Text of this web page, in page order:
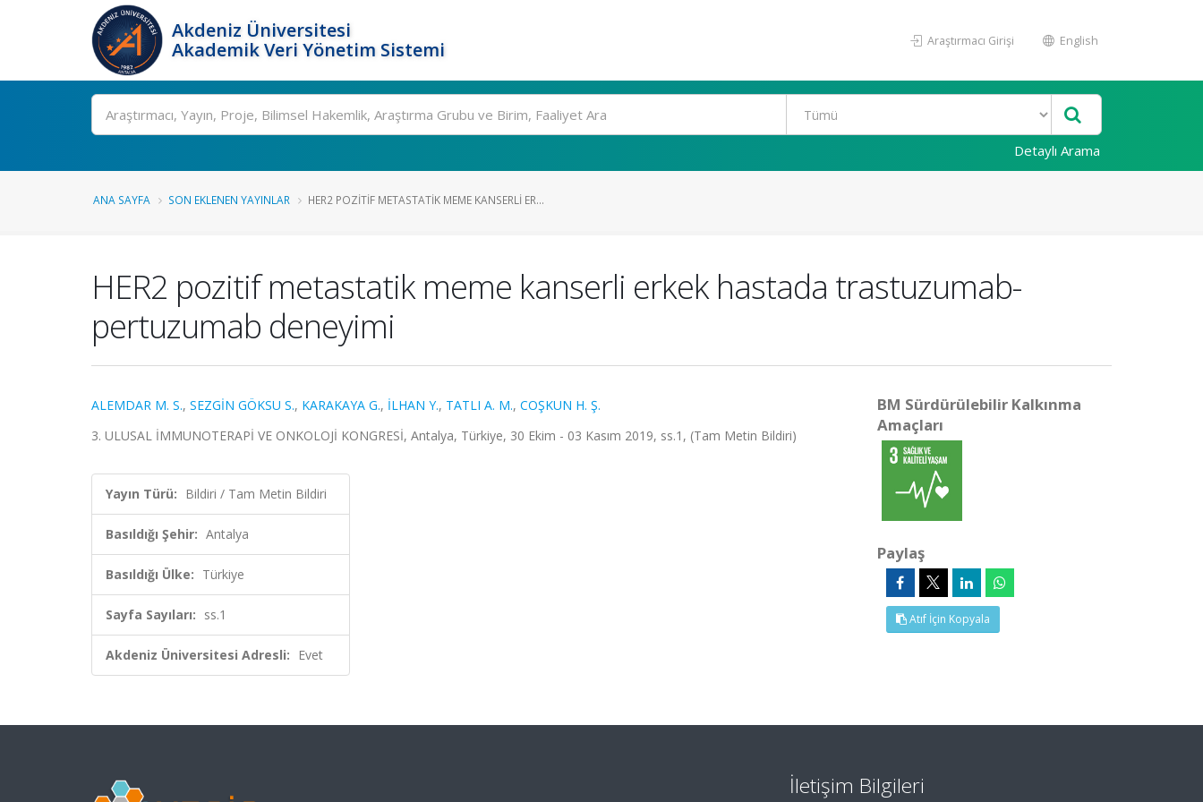
Akdeniz Üniversitesi
Akademik Veri Yönetim Sistemi
Araştırmacı Girişi English
Ara
Detaylı Arama
ANA SAYFA SON EKLENEN YAYINLAR HER2 POZITIF METASTATIK MEME KANSERLI ER...
HER2 pozitif metastatik meme kanserli erkek hastada trastuzumab-
pertuzumab deneyimi
ALEMDAR M. S., SEZGİN GÖKSU S., KARAKAYA G., İLHAN Y., TATLI A. M., COŞKUN H. Ş.
3. ULUSAL İMMUNOTERAPİ VE ONKOLOJİ KONGRESİ, Antalya, Türkiye, 30 Ekim - 03 Kasım 2019, ss.1, (Tam Metin Bildiri)
Yayın Türü: Bildiri / Tam Metin Bildiri
Basıldığı Şehir: Antalya
Basıldığı Ülke: Türkiye
Sayfa Sayıları: ss.1
Akdeniz Üniversitesi Adresli: Evet
BM Sürdürülebilir Kalkınma
Amaçları
Paylaş
Atıf İçin Kopyala
İletişim Bilgileri